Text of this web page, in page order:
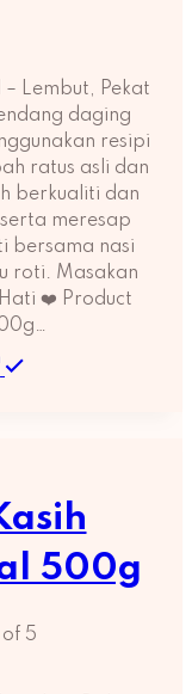
Lembut, Pekat
daging
resipi
ratus asli dan
berkualiti dan
meresap
bersama nasi
roti. Masakan
❤️ Product
500g
5